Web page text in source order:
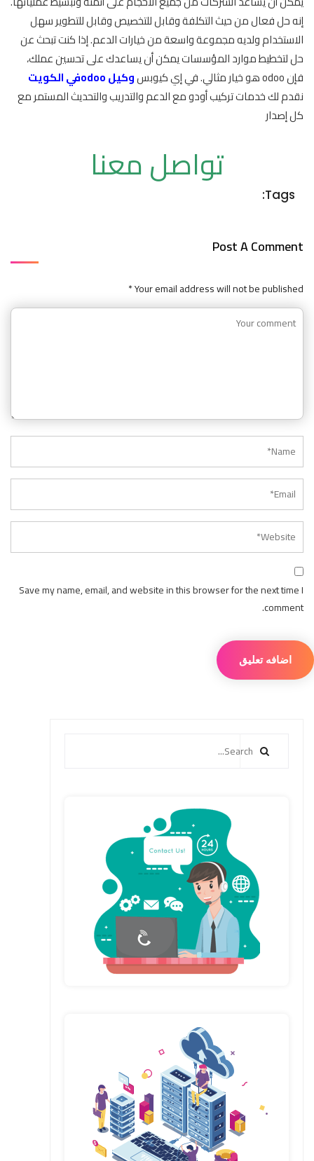
إنه حل فعال من حيث التكلفة وقابل للتخصيص وقابل للتطوير سهل
الاستخدام ولديه مجموعة واسعة من خيارات الدعم. إذا كنت تبحث عن
حل لتخطيط موارد المؤسسات يمكن أن يساعدك على تحسين عملك،
فإن odoo هو خيار مثالي. في إي كيوبس
وكيل odooفي الكويت
نقدم لك خدمات تركيب أودو مع الدعم والتدريب والتحديث المستمر مع
كل إصدار
تواصل معنا
Tags:
Post A Comment
Your email address will not be published *
Save my name, email, and website in this browser for the next time I
comment.